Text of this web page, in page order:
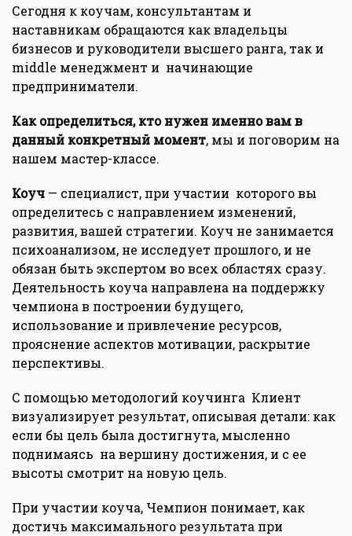
Сегодня к коучам, консультантам и
наставникам обращаются как владельцы
бизнесов и руководители высшего ранга, так и
middle менеджмент и начинающие
предприниматели.
Как определиться, кто нужен именно вам в
данный конкретный момент, мы и поговорим на
нашем мастер-классе.
Коуч — специалист, при участии которого вы
определитесь с направлением изменений,
развития, вашей стратегии. Коуч не занимается
психоанализом, не исследует прошлого, и не
обязан быть экспертом во всех областях сразу.
Деятельность коуча направлена на поддержку
чемпиона в построении будущего,
использование и привлечение ресурсов,
прояснение аспектов мотивации, раскрытие
перспективы.
С помощью методологий коучинга Клиент
визуализирует результат, описывая детали: как
если бы цель была достигнута, мысленно
поднимаясь на вершину достижения, и с ее
высоты смотрит на новую цель.
При участии коуча, Чемпион понимает, как
достичь максимального результата при